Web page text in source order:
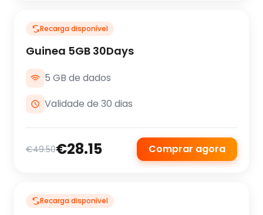
Recarga disponível
Guinea 5GB 30Days
5 GB de dados
Validade de 30 dias
€49.50€28.15 Comprar agora
Recarga disponível